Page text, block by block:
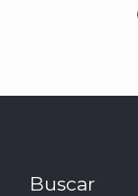
Buscar